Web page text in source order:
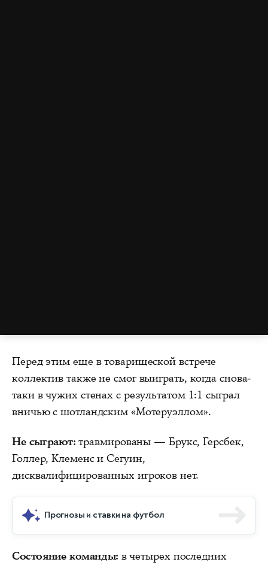
Перед этим еще в товарищеской встрече
коллектив также не смог выиграть, когда снова-
таки в чужих стенах с результатом 1:1 сыграл
вничью с шотландским «Мотеруэллом».
Не сыграют: травмированы — Брукс, Герсбек,
Голлер, Клеменс и Сегуин,
дисквалифицированных игроков нет.
Прогнозы и ставки на футбол
Состояние команды: в четырех последних